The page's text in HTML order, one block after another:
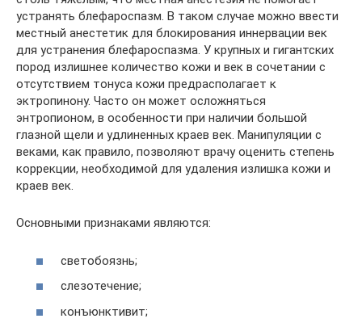
устранять блефароспазм. В таком случае можно ввести
местный анестетик для блокирования иннервации век
для устранения блефароспазма. У крупных и гигантских
пород излишнее количество кожи и век в сочетании с
отсутствием тонуса кожи предрасполагает к
эктропинону. Часто он может осложняться
энтропионом, в особенности при наличии большой
глазной щели и удлиненных краев век. Манипуляции с
веками, как правило, позволяют врачу оценить степень
коррекции, необходимой для удаления излишка кожи и
краев век.
Основными признаками являются:
светобоязнь;
слезотечение;
конъюнктивит;